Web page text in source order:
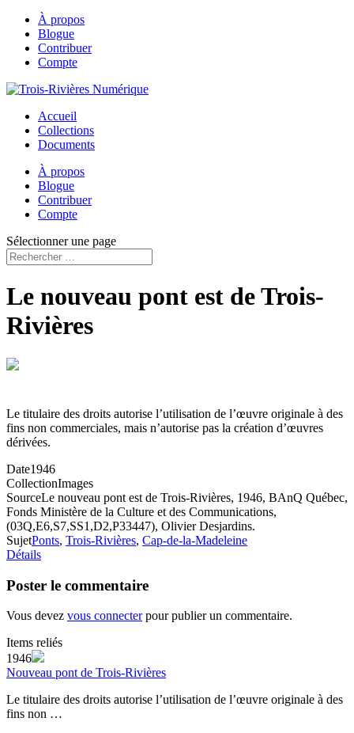
À propos
Blogue
Contribuer
Compte
Accueil
Collections
Documents
À propos
Blogue
Contribuer
Compte
Sélectionner une page
Le nouveau pont est de Trois-
Rivières
Le titulaire des droits autorise l’utilisation de l’œuvre originale à des
fins non commerciales, mais n’autorise pas la création d’œuvres
dérivées.
Date1946
CollectionImages
SourceLe nouveau pont est de Trois-Rivières, 1946, BAnQ Québec,
Fonds Ministère de la Culture et des Communications,
(03Q,E6,S7,SS1,D2,P33447), Olivier Desjardins.
SujetPonts, Trois-Rivières, Cap-de-la-Madeleine
Détails
Poster le commentaire
Vous devez vous connecterpour publier un commentaire.
Items reliés
1946
Nouveau pont de Trois-Rivières
Le titulaire des droits autorise l’utilisation de l’œuvre originale à des
fins non …